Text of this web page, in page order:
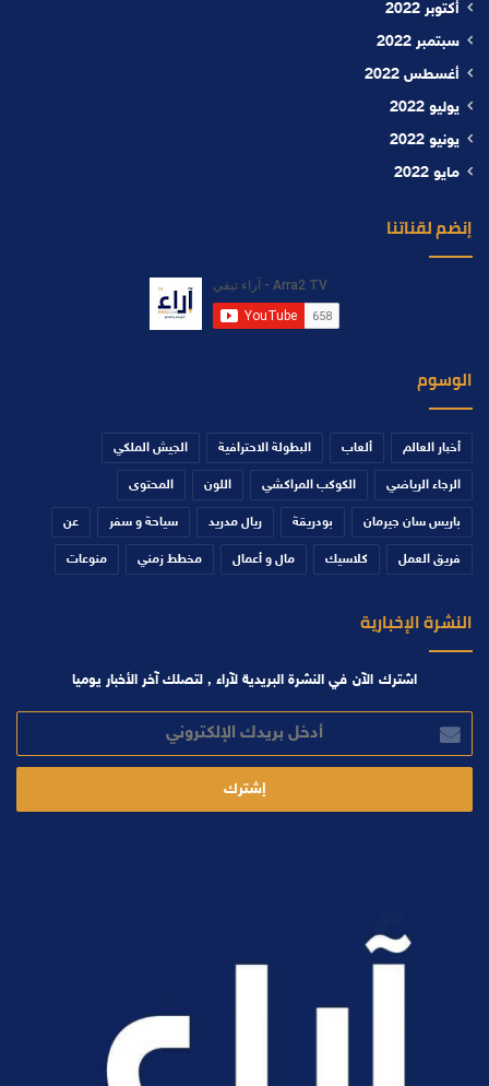
أكتوبر 2022
سبتمبر 2022
أغسطس 2022
يوليو 2022
يونيو 2022
مايو 2022
إنضم لقناتنا
الوسوم
أخبار العالم ألعاب البطولة الاحترافية الجيش الملكي
الرجاء الرياضي الكوكب المراكشي اللون المحتوى
باريس سان جيرمان بودريقة ريال مدريد سياحة و سفر عن
فريق العمل كلاسيك مال و أعمال مخطط زمني منوعات
النشرة الإخبارية
اشترك الآن في النشرة البريدية لآراء , لتصلك آخر الأخبار يوميا
بريدك
الإلكتروني